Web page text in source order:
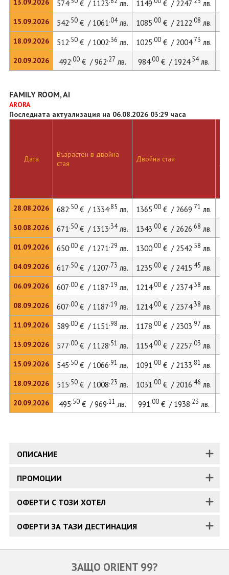
13.09.2026
15.09.2026
18.09.2026
20.09.2026
574
€ / 1123 лв. 1149 € / 2247 лв.
542.50€ / 1061.04лв. 1085.00€ / 2122.08 лв.
512.50€ / 1002.36 лв. 1025.00€ / 2004.73 лв.
492.00€ / 962.27 лв. 984.00€ / 1924.54лв.
FAMILY ROOM, AI
ARORA
Последната актуализация на 06.08.2026 03:29 часа
Дата
28.08.2026
30.08.2026
01.09.2026
04.09.2026
06.09.2026
08.09.2026
11.09.2026
13.09.2026
15.09.2026
18.09.2026
20.09.2026
Възрастен в двойна
стая
Двойна стая
682.50€ / 1334.85 лв. 1365.00€ / 2669.71 лв.
671.50€ / 1313.34лв. 1343.00€ / 2626.68 лв.
650.00€ / 1271.29 лв. 1300.00€ / 2542.58 лв.
617.50€ / 1207.73 лв. 1235.00€ / 2415.45 лв.
607.00€ / 1187.19 лв. 1214.00€ / 2374.38 лв.
607.00€ / 1187.19 лв. 1214.00€ / 2374.38 лв.
589.00€ / 1151.98 лв. 1178.00€ / 2303.97 лв.
577.00€ / 1128.51 лв. 1154.00€ / 2257.03 лв.
545.50€ / 1066.91 лв. 1091.00€ / 2133.81 лв.
515.50€ / 1008.23 лв. 1031.00€ / 2016.46 лв.
495.50€ / 969.11 лв. 991.00€ / 1938.23 лв.
ОПИСАНИЕ
ПРОМОЦИИ
ОФЕРТИ С ТОЗИ ХОТЕЛ
ОФЕРТИ ЗА ТАЗИ ДЕСТИНАЦИЯ
ЗАЩО ORIENT 99?